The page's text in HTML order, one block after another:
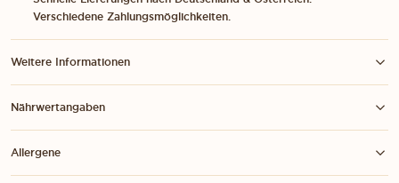
Verschiedene Zahlungsmöglichkeiten.
Weitere Informationen
Nährwertangaben
Allergene